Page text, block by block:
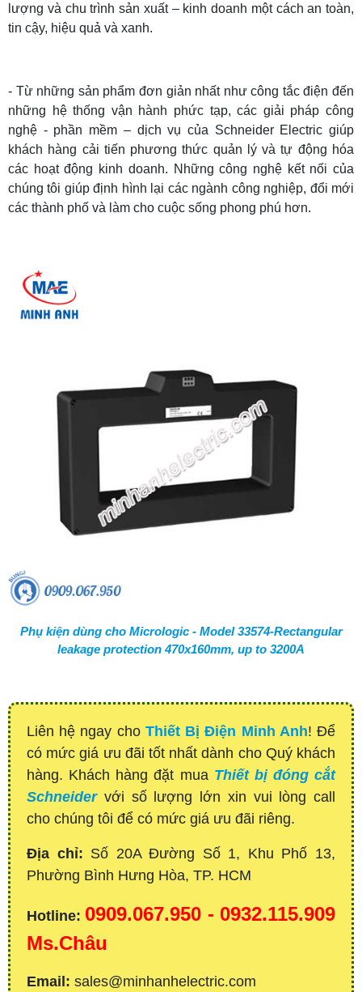
lượng và chu trình sản xuất – kinh doanh một cách an toàn,
tin cậy, hiệu quả và xanh.
- Từ những sản phẩm đơn giản nhất như công tắc điện đến
những hệ thống vận hành phức tạp, các giải pháp công
nghệ - phần mềm – dịch vụ của Schneider Electric giúp
khách hàng cải tiến phương thức quản lý và tự động hóa
các hoạt động kinh doanh. Những công nghệ kết nối của
chúng tôi giúp định hình lại các ngành công nghiệp, đổi mới
các thành phố và làm cho cuộc sống phong phú hơn.
Phụ kiện dùng cho Micrologic - Model 33574-Rectangular
leakage protection 470x160mm, up to 3200A
Liên hệ ngay cho Thiết Bị Điện Minh Anh! Để
có mức giá ưu đãi tốt nhất dành cho Quý khách
hàng. Khách hàng đặt mua Thiết bị đóng cắt
Schneider với số lượng lớn xin vui lòng call
cho chúng tôi để có mức giá ưu đãi riêng.
Địa chỉ: Số 20A Đường Số 1, Khu Phố 13,
Phường Bình Hưng Hòa, TP. HCM
Hotline: 0909.067.950 - 0932.115.909
Ms.Châu
Email: sales@minhanhelectric.com